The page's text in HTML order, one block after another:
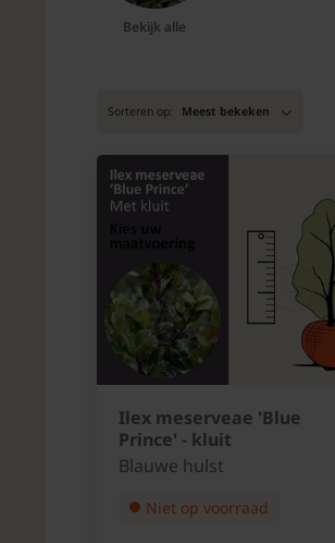
Bekijk alle
Sorteren op: Meest bekeken
Ilex meserveae 'Blue
Prince' - kluit
Blauwe hulst
Niet op voorraad